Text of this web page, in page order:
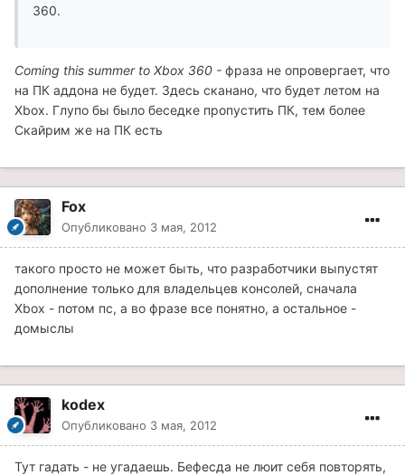
360.
Coming this summer to Xbox 360 - фраза не опровергает, что
на ПК аддона не будет. Здесь сканано, что будет летом на
Xbox. Глупо бы было беседке пропустить ПК, тем более
Скайрим же на ПК есть
Fox
Опубликовано 3 мая, 2012
такого просто не может быть, что разработчики выпустят
дополнение только для владельцев консолей, сначала
Xbox - потом пс, а во фразе все понятно, а остальное -
домыслы
kodex
Опубликовано 3 мая, 2012
Тут гадать - не угадаешь. Бефесда не люит себя повторять,